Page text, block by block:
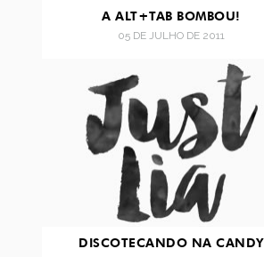
A ALT+TAB BOMBOU!
05 DE JULHO DE 2011
DISCOTECANDO NA CANDY